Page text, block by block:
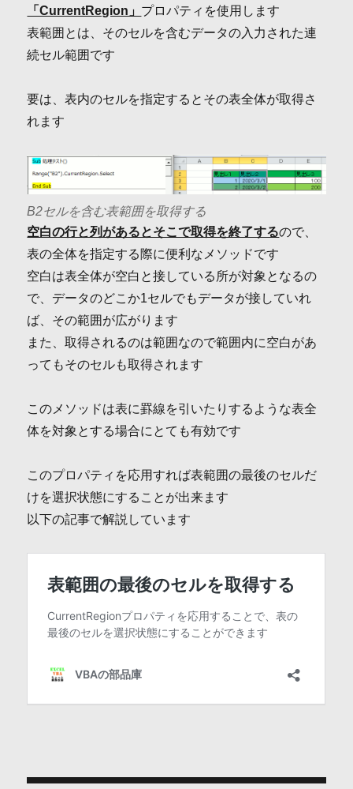
「CurrentRegion」 プロパティを使用します
表範囲とは、そのセルを含むデータの入力された連
続セル範囲です
要は、表内のセルを指定するとその表全体が取得さ
れます
B2セルを含む表範囲を取得する
空白の行と列があるとそこで取得を終了するので、
表の全体を指定する際に便利なメソッドです
空白は表全体が空白と接している所が対象となるの
で、データのどこか1セルでもデータが接していれ
ば、その範囲が広がります
また、取得されるのは範囲なので範囲内に空白があ
ってもそのセルも取得されます
このメソッドは表に罫線を引いたりするような表全
体を対象とする場合にとても有効です
このプロパティを応用すれば表範囲の最後のセルだ
けを選択状態にすることが出来ます
以下の記事で解説しています